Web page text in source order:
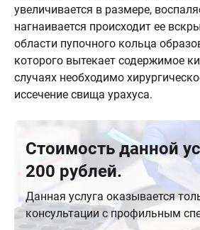
увеличивается в размере,
нагнаивается происходит ее
области пупочного кольца
которого вытекает содержимое
случаях необходимо
иссечение свища урахуса.
Стоимость данной
200 рублей.
Данная услуга оказывается
консультации с профильным